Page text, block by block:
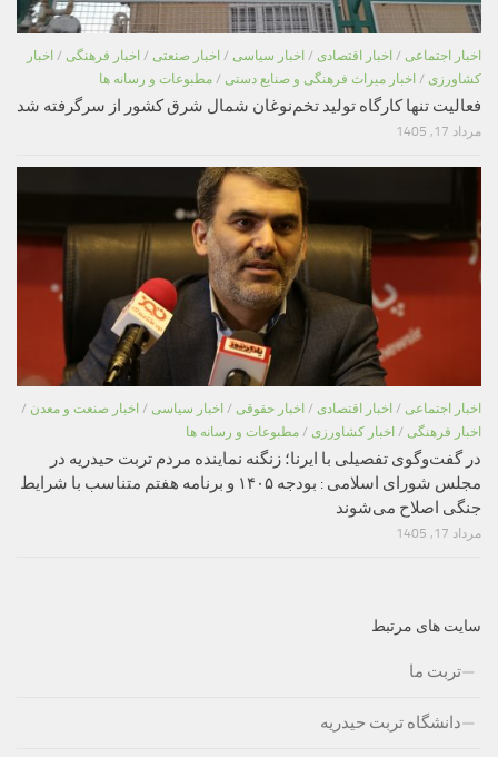
اخبار اجتماعی / اخبار اقتصادی / اخبار سیاسی / اخبار صنعتی / اخبار فرهنگی / اخبار
کشاورزی / اخبار میراث فرهنگی و صنایع دستی / مطبوعات و رسانه ها
فعالیت تنها کارگاه تولید تخم‌نوغان شمال شرق کشور از سرگرفته شد
مرداد 17, 1405
اخبار اجتماعی / اخبار اقتصادی / اخبار حقوقی / اخبار سیاسی / اخبار صنعت و معدن /
اخبار فرهنگی / اخبار کشاورزی / مطبوعات و رسانه ها
در گفت‌وگوی تفصیلی با ایرنا؛ زنگنه نماینده مردم تربت حیدریه در
مجلس شورای اسلامی : بودجه ۱۴۰۵ و برنامه هفتم متناسب با شرایط
جنگی اصلاح می‌شوند
مرداد 17, 1405
سایت های مرتبط
تربت ما
دانشگاه تربت حیدریه